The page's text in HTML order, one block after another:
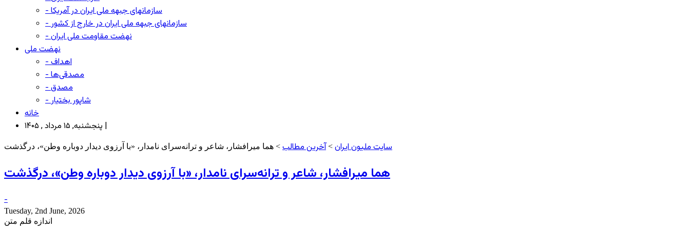
- سازمانهای جبهه ملی ایران در آمریکا
- سازمانهای جبهه ملی ایران در خارج از کشور
- نهضت مقاومت ملی ایران
نهضت ملی
- اهداف
- مصدقی‌ها
- مصدق
- شاپور بختیار
خانه
پنجشنبه, ۱۵ مرداد , ۱۴۰۵ |
سایت ملیون ایران >آخرین مطالب > هما میرافشار، شاعر و ترانه‌سرای نامدار، «با آرزوی دیدار دوباره وطن»، درگذشت
هما میرافشار، شاعر و ترانه‌سرای نامدار، «با آرزوی دیدار دوباره وطن»، درگذشت
-
Tuesday, 2nd June, 2026
اندازه قلم متن